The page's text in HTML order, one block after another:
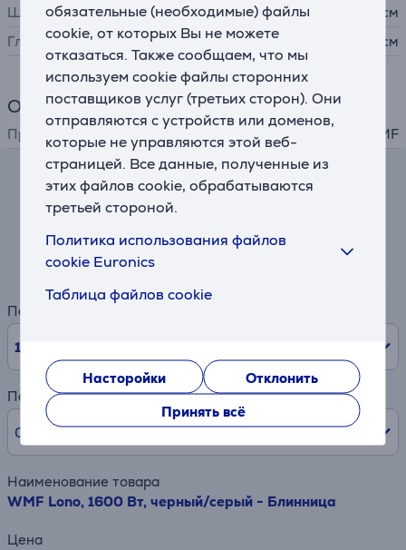
обязательные (необходимые) файлы
cookie, от которых Вы не можете
отказаться. Также сообщаем, что мы
используем cookie файлы сторонних
поставщиков услуг (третьих сторон). Они
отправляются с устройств или доменов,
которые не управляются этой веб-
страницей. Все данные, полученные из
этих файлов cookie, обрабатываются
третьей стороной.
Политика использования файлов
cookie Euronics
Таблица файлов cookie
Насторойки
Отклонить
Принять всё
Ширина
34,5 см
Глубина
33 см
Общий параметр
Производитель WMF
Калькулятор лизинга и аренды
Примерный размер ежемесячного платежа
Период
10
Первый взнос
0% / 0,00 €
Наименование товара
WMF Lono, 1600 Вт, черный/серый - Блинница
Цена